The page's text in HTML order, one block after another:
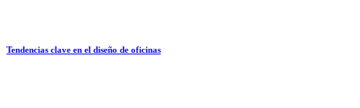
Tendencias clave en el diseño de oficinas